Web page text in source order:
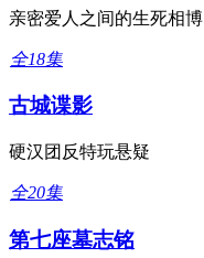
亲密爱人之间的生死相博
全18集
古城谍影
硬汉团反特玩悬疑
全20集
第七座墓志铭